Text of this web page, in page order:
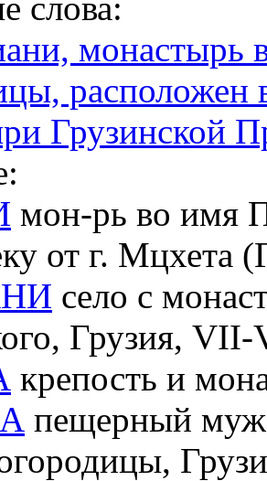
монастырь
расположен
Грузинской
мон-рь во имя
от г. Мцхета
село с
Грузия,
крепость и
пещерный